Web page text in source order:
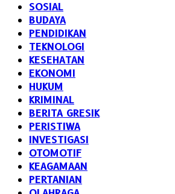
SOSIAL
BUDAYA
PENDIDIKAN
TEKNOLOGI
KESEHATAN
EKONOMI
HUKUM
KRIMINAL
BERITA GRESIK
PERISTIWA
INVESTIGASI
OTOMOTIF
KEAGAMAAN
PERTANIAN